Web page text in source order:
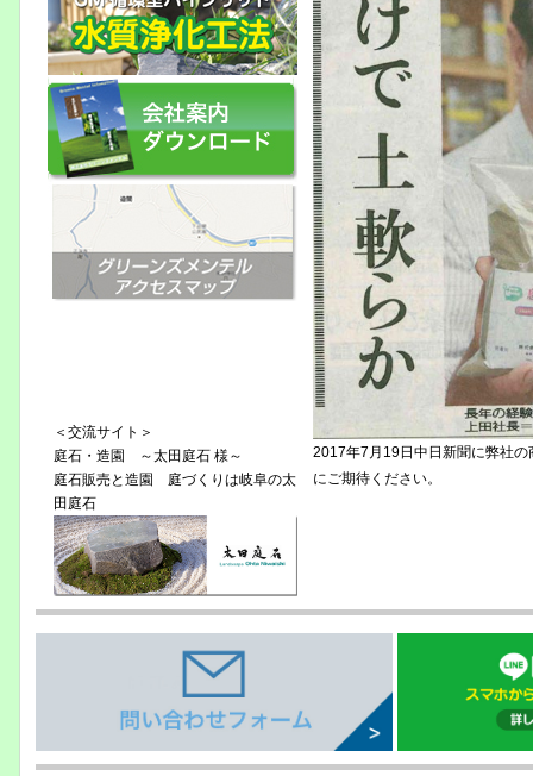
＜交流サイト＞
庭石・造園 ～太田庭石 様～
庭石販売と造園 庭づくりは岐阜の太
田庭石
2017年7月19日中日新聞に弊社
にご期待ください。